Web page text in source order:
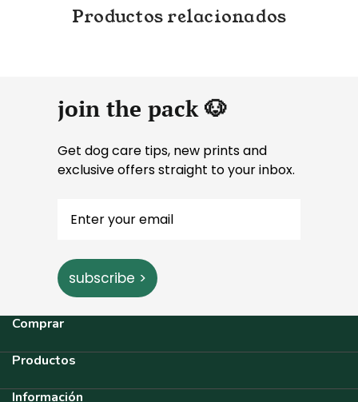
Productos relacionados
join the pack 🐶
Get dog care tips, new prints and
exclusive offers straight to your inbox.
subscribe >
Comprar
Productos
Información